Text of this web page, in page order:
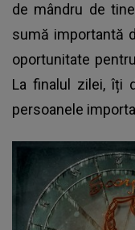
de mândru de
sumă importantă
oportunitate
La finalul zilei, îți
persoanele